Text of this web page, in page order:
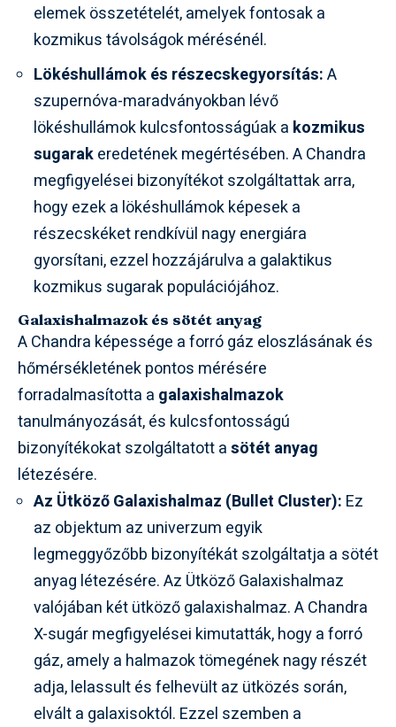
elemek összetételét, amelyek fontosak a
kozmikus távolságok mérésénél.
Lökéshullámok és részecskegyorsítás:A
szupernóva-maradványokban lévő
lökéshullámok kulcsfontosságúak a kozmikus
sugarakeredetének megértésében. A Chandra
megfigyelései bizonyítékot szolgáltattak arra,
hogy ezek a lökéshullámok képesek a
részecskéket rendkívül nagy energiára
gyorsítani, ezzel hozzájárulva a galaktikus
kozmikus sugarak populációjához.
Galaxishalmazok és sötét anyag
A Chandra képessége a forró gáz eloszlásának és
hőmérsékletének pontos mérésére
forradalmasította a galaxishalmazok
tanulmányozását, és kulcsfontosságú
bizonyítékokat szolgáltatott asötét anyag
létezésére.
Az Ütköző Galaxishalmaz (Bullet Cluster): Ez
az objektum az univerzum egyik
legmeggyőzőbb bizonyítékát szolgáltatja a sötét
anyag létezésére. Az Ütköző Galaxishalmaz
valójában két ütköző galaxishalmaz. A Chandra
X-sugár megfigyelései kimutatták, hogy a forró
gáz, amely a halmazok tömegének nagy részét
adja, lelassult és felhevült az ütközés során,
elvált a galaxisoktól. Ezzel szemben a